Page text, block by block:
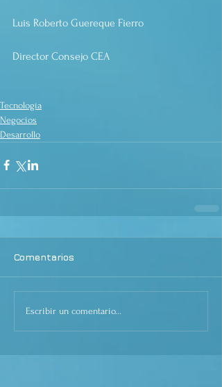
Luis Roberto Guereque Fierro
Director Consejo CEA
Tecnología
Negocios
Desarrollo
Comentarios
Escribir un comentario...